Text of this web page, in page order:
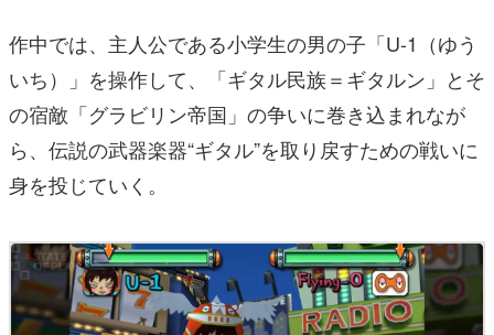
作中では、主人公である小学生の男の子「U-1（ゆう
いち）」を操作して、「ギタル民族＝ギタルン」とそ
の宿敵「グラビリン帝国」の争いに巻き込まれなが
ら、伝説の武器楽器“ギタル”を取り戻すための戦いに
身を投じていく。